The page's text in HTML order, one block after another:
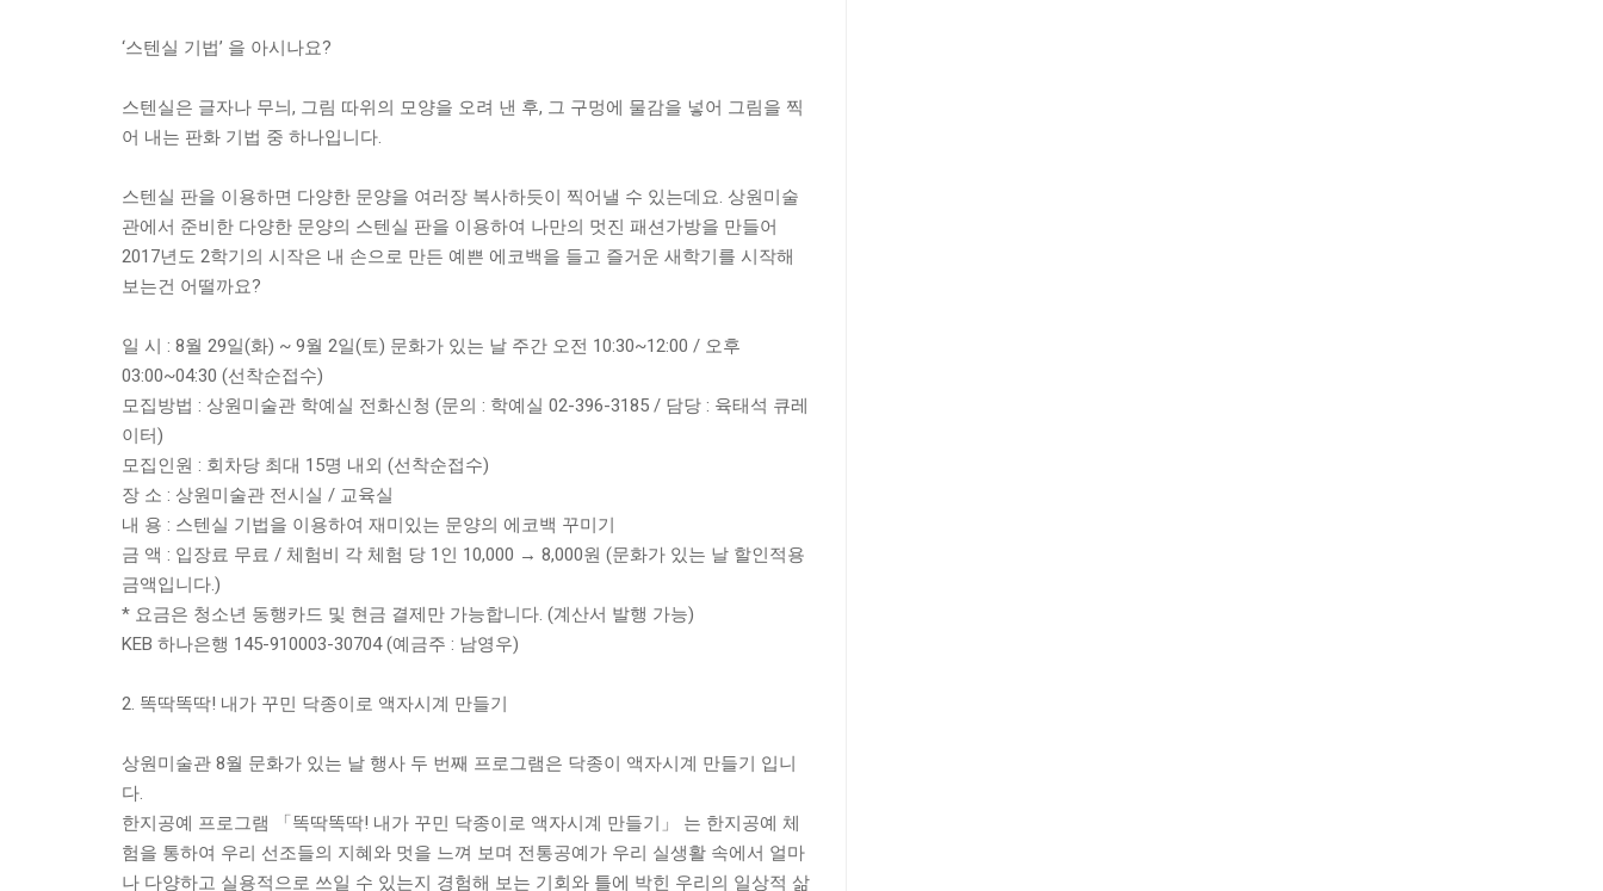
‘스텐실 기법’ 을 아시나요?
스텐실은 글자나 무늬, 그림 따위의 모양을 오려 낸 후, 그 구멍에 물감을 넣어 그림을 찍
어 내는 판화 기법 중 하나입니다.
스텐실 판을 이용하면 다양한 문양을 여러장 복사하듯이 찍어낼 수 있는데요. 상원미술
관에서 준비한 다양한 문양의 스텐실 판을 이용하여 나만의 멋진 패션가방을 만들어
2017년도 2학기의 시작은 내 손으로 만든 예쁜 에코백을 들고 즐거운 새학기를 시작해
보는건 어떨까요?
일 시 : 8월 29일(화) ~ 9월 2일(토) 문화가 있는 날 주간 오전 10:30~12:00 / 오후
03:00~04:30 (선착순접수)
모집방법 : 상원미술관 학예실 전화신청 (문의 : 학예실 02-396-3185 / 담당 : 육태석 큐레
이터)
모집인원 : 회차당 최대 15명 내외 (선착순접수)
장 소 : 상원미술관 전시실 / 교육실
내 용 : 스텐실 기법을 이용하여 재미있는 문양의 에코백 꾸미기
금 액 : 입장료 무료 / 체험비 각 체험 당 1인 10,000 → 8,000원 (문화가 있는 날 할인적용
금액입니다.)
* 요금은 청소년 동행카드 및 현금 결제만 가능합니다. (계산서 발행 가능)
KEB 하나은행 145-910003-30704 (예금주 : 남영우)
2. 똑딱똑딱! 내가 꾸민 닥종이로 액자시계 만들기
상원미술관 8월 문화가 있는 날 행사 두 번째 프로그램은 닥종이 액자시계 만들기 입니
다.
한지공예 프로그램 「똑딱똑딱! 내가 꾸민 닥종이로 액자시계 만들기」 는 한지공예 체
험을 통하여 우리 선조들의 지혜와 멋을 느껴 보며 전통공예가 우리 실생활 속에서 얼마
나 다양하고 실용적으로 쓰일 수 있는지 경험해 보는 기회와 틀에 박힌 우리의 일상적 삶